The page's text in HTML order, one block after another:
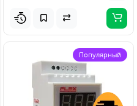
Популярный